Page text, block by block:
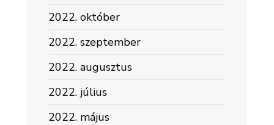
2022. október
2022. szeptember
2022. augusztus
2022. július
2022. május